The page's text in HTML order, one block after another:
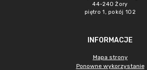
44-240 Żory
piętro 1, pokój 102
INFORMACJE
Mapa strony
Ponowne wykorzystanie